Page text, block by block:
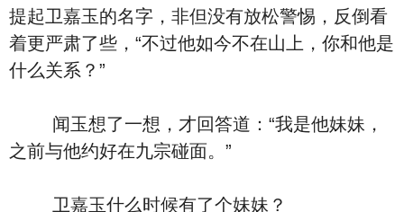
提起卫嘉玉的名字，非但没有放松警惕，反倒看
着更严肃了些，“不过他如今不在山上，你和他是
什么关系？”
闻玉想了一想，才回答道：“我是他妹妹，
之前与他约好在九宗碰面。”
卫嘉玉什么时候有了个妹妹？